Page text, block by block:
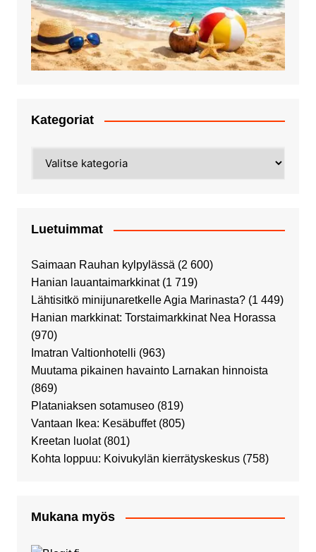
Kategoriat
Luetuimmat
Saimaan Rauhan kylpylässä (2 600)
Hanian lauantaimarkkinat (1 719)
Lähtisitkö minijunaretkelle Agia Marinasta? (1 449)
Hanian markkinat: Torstaimarkkinat Nea Horassa
(970)
Imatran Valtionhotelli (963)
Muutama pikainen havainto Larnakan hinnoista
(869)
Plataniaksen sotamuseo (819)
Vantaan Ikea: Kesäbuffet (805)
Kreetan luolat (801)
Kohta loppuu: Koivukylän kierrätyskeskus (758)
Mukana myös